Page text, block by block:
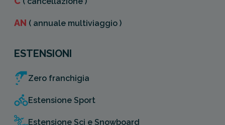
AN ( annuale multiviaggio )
ESTENSIONI
Zero franchigia
Estensione Sport
Estensione Sci e Snowboard